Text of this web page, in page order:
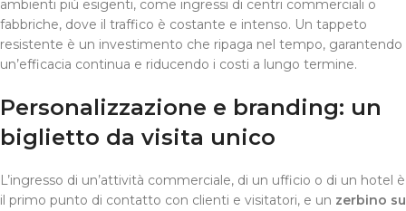
ambienti più esigenti, come ingressi di centri commerciali o
fabbriche, dove il traffico è costante e intenso. Un tappeto
resistente è un investimento che ripaga nel tempo, garantendo
un’efficacia continua e riducendo i costi a lungo termine.
Personalizzazione e branding: un
biglietto da visita unico
L’ingresso di un’attività commerciale, di un ufficio o di un hotel è
il primo punto di contatto con clienti e visitatori, e un zerbino su